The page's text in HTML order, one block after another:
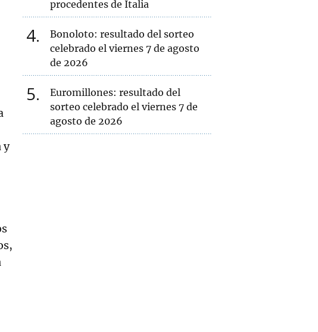
y
procedentes de Italia
4
Bonoloto: resultado del sorteo
celebrado el viernes 7 de agosto
de 2026
5
Euromillones: resultado del
sorteo celebrado el viernes 7 de
agosto de 2026